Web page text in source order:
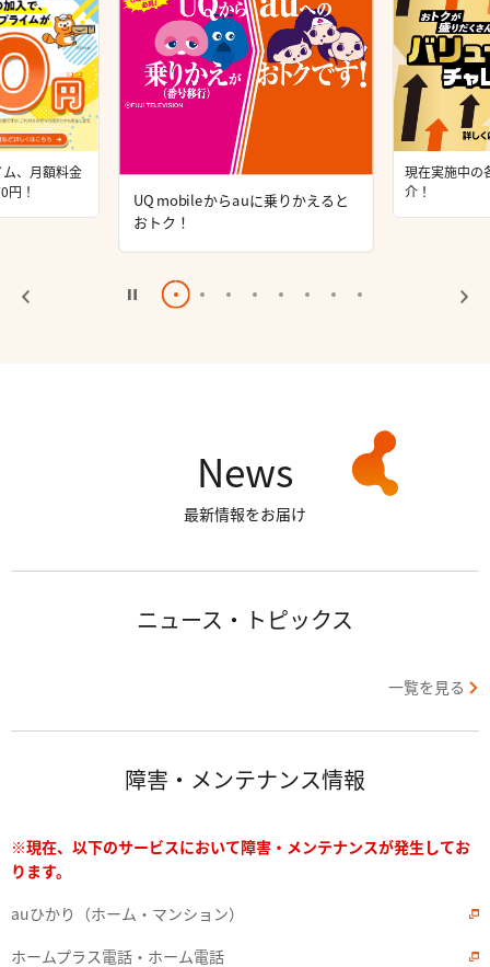
に乗りかえ
現在実施中の各種施策をご紹介！
iPhone長期
種変更がおト
News
ニュース・トピックス
障害・メンテナンス情報
ります。